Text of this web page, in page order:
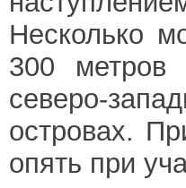
Несколько
300
северо-
островах.
опять при